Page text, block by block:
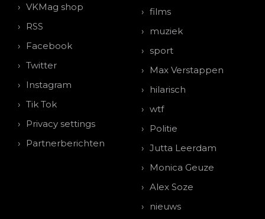
VKMag shop
RSS
Facebook
Twitter
Instagram
Tik Tok
Privacy settings
Partnerberichten
films
muziek
sport
Max Verstappen
hilarisch
wtf
Politie
Jutta Leerdam
Monica Geuze
Alex Soze
nieuws